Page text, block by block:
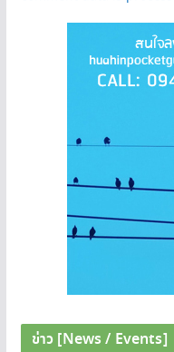
ข่าว [News / Events]